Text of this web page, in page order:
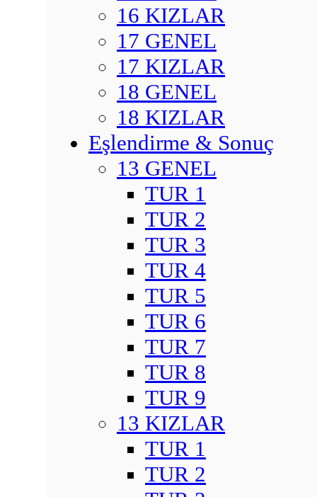
16 KIZLAR
17 GENEL
17 KIZLAR
18 GENEL
18 KIZLAR
Eşlendirme & Sonuç
13 GENEL
TUR 1
TUR 2
TUR 3
TUR 4
TUR 5
TUR 6
TUR 7
TUR 8
TUR 9
13 KIZLAR
TUR 1
TUR 2